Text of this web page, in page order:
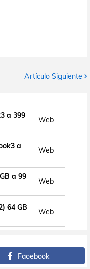
Artículo Siguiente
a 399
Web
a
Web
a 99
Web
64 GB
Web
Facebook